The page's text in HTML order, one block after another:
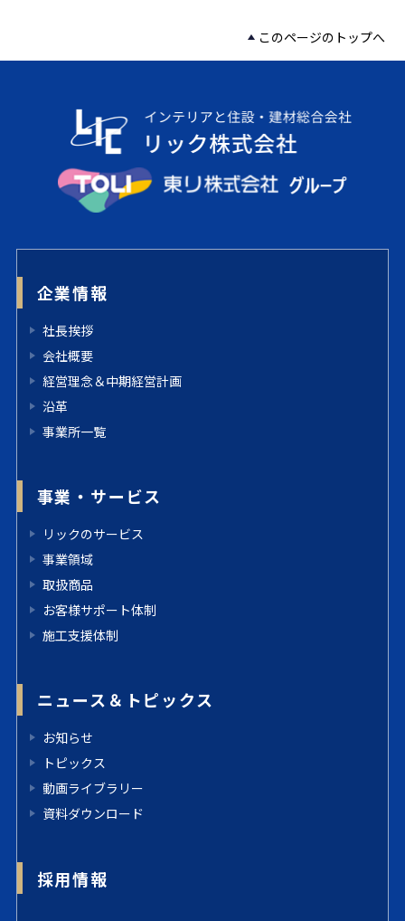
このページのトップへ
企業情報
社長挨拶
会社概要
経営理念＆中期経営計画
沿革
事業所一覧
事業・サービス
リックのサービス
事業領域
取扱商品
お客様サポート体制
施工支援体制
ニュース＆トピックス
お知らせ
トピックス
動画ライブラリー
資料ダウンロード
採用情報